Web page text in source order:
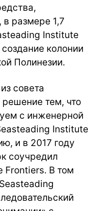
размере 1,7
Institute
колонии
Полинезии.
совета
решение тем, что
с инженерной
Institute
и в 2017 году
соучредил
Frontiers. В том